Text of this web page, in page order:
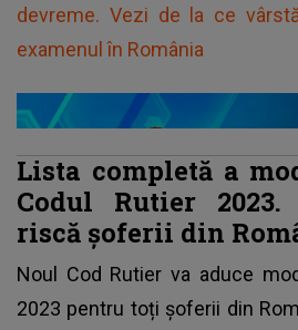
devreme. Vezi de la ce
examenul în România
Lista completă a
Codul Rutier
riscă șoferii din
Noul Cod Rutier va aduce
2023 pentru toți șoferii din